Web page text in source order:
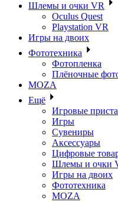
Шлемы и очки VR
Oculus Quest
Playstation VR
Игры на двоих
Фототехника
Фотопленка
Плёночные
MOZA
Ещё
Игровые
Игры
Сувениры
Аксессуары
Цифровые
Шлемы и очки
Игры на двоих
Фототехника
MOZA